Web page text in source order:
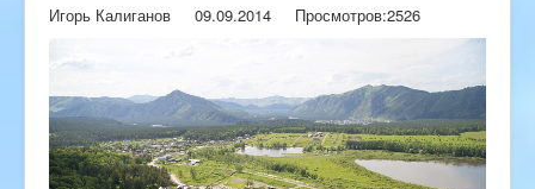
Игорь Калиганов 09.09.2014 Просмотров:2526